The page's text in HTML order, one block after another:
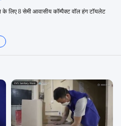
के लिए 8 सेमी आवासीय कॉम्पैक्ट वॉल हंग टॉयलेट